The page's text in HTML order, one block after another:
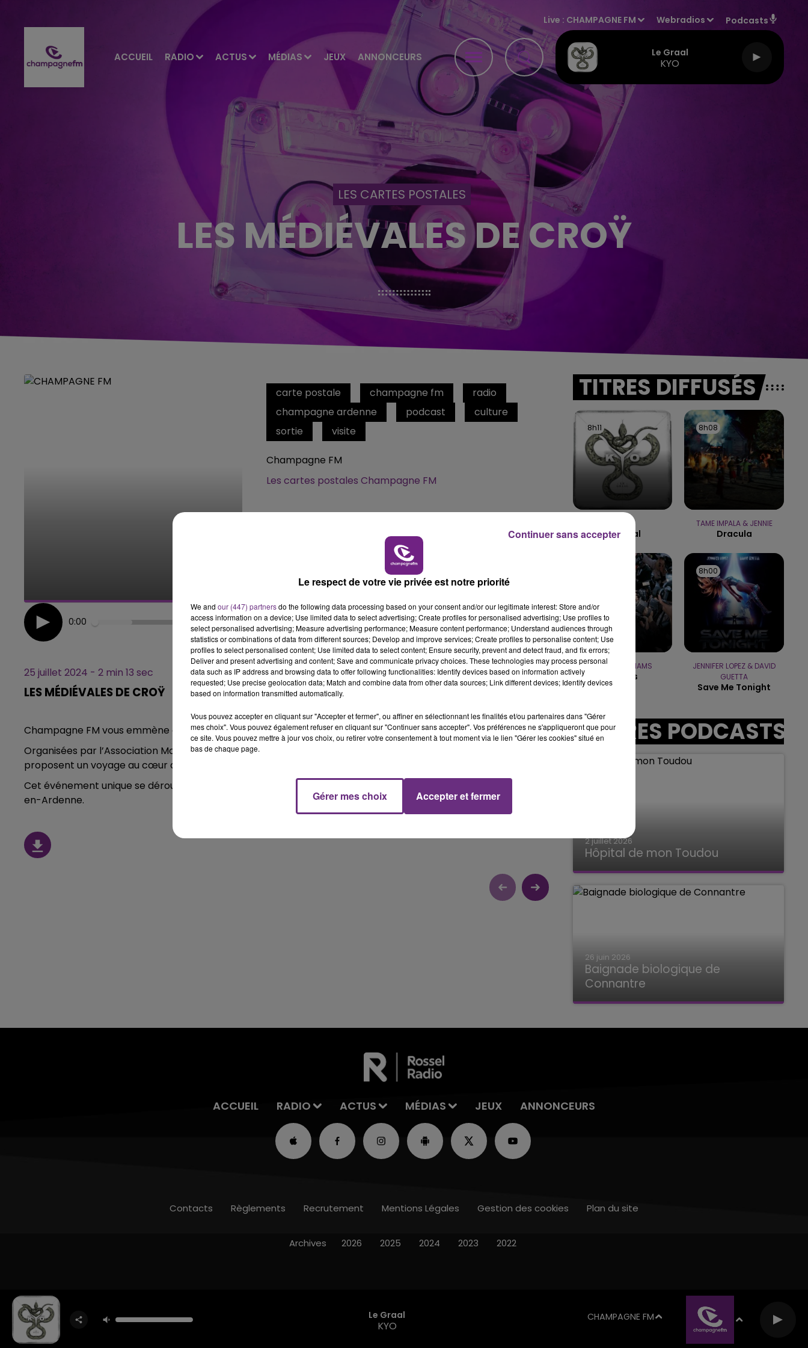
ACCUEIL RADIO ACTUS MÉDIAS JEUX ANNONCEURS
Live : CHAMPAGNE FM Webradios Podcasts
Le Graal
KYO
11h00 - 16h00
LE WEEK-END CHAMPAGNE FM LE WEEK-END CHAMPAGNE FM
LES CARTES POSTALES
LES MÉDIÉVALES DE CROŸ
carte postale champagne fm
radio
champagne ardenne
podcast
culture
sortie
visite
Champagne FM
Les cartes postales Champagne FM
0:00 2 min 13 sec
25 juillet 2024 - 2 min 13 sec
LES MÉDIÉVALES DE CROŸ
Champagne FM vous emmène aujourd'hui dans les Ardennes.
Organisées par l’Association Montcornet Remonte Le Temps, les Fêtes Historiques du Mont Cornu vous
proposent un voyage au cœur du Moyen-Âge avec “Les Médiévales de Croÿ”.
Cet événement unique se déroulera les 3 et 4 août 2024 au Centre Historique du Mont Cornu à Montcornet-
en-Ardenne.
TITRES DIFFUSÉS
8h11
8h11
Le Graal
8h08
8h08
TAME IMPALA & JENNIE
Dracula
ROBBIE WILLIAMS
Angels
8h00
8h00
JENNIFER LOPEZ & DAVID
GUETTA
Save Me Tonight
AUTRES PODCASTS
2 juillet 2026
Hôpital de mon Toudou
Hôpital de mon Toudou
26 juin 2026
Baignade biologique de
Connantre
Baignade biologique de Connantre
ACCUEIL RADIO ACTUS MÉDIAS JEUX ANNONCEURS
Le Graal
KYO
CHAMPAGNE FM
Contacts Règlements Recrutement Mentions Légales Gestion des cookies Plan du site
Archives 2026 2025 2024 2023 2022
Le respect de votre vie privée est notre priorité
We and our (447) partnersdo the following data processing based on your consent and/or our legitimate interest: Store and/or
access information on a device; Use limited data to select advertising; Create profiles for personalised advertising; Use profiles to
select personalised advertising; Measure advertising performance; Measure content performance; Understand audiences through
statistics or combinations of data from different sources; Develop and improve services; Create profiles to personalise content; Use
profiles to select personalised content; Use limited data to select content; Ensure security, prevent and detect fraud, and fix errors;
Deliver and present advertising and content; Save and communicate privacy choices. These technologies may process personal
data such as IP address and browsing data to offer following functionalities: Identify devices based on information actively
requested; Use precise geolocation data; Match and combine data from other data sources; Link different devices; Identify devices
based on information transmitted automatically.
Vous pouvez accepter en cliquant sur "Accepter et fermer", ou affiner en sélectionnant les finalités et/ou partenaires dans "Gérer
mes choix". Vous pouvez également refuser en cliquant sur "Continuer sans accepter". Vos préférences ne s'appliqueront que pour
ce site. Vous pouvez mettre à jour vos choix, ou retirer votre consentement à tout moment via le lien "Gérer les cookies" situé en
bas de chaque page.
Gérer mes choix Accepter et fermer
Continuer sans accepter